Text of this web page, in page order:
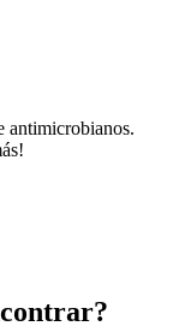
antimicrobianos.